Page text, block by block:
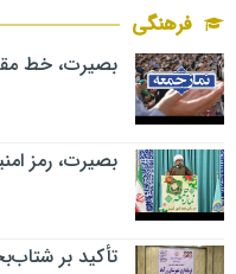
فرهنگی
بصیرت، خط
بصیرت، رمز
تأکید بر